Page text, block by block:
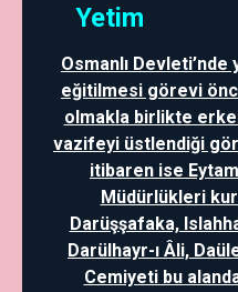
Yetim
Osmanlı
eğitilmesi görevi
olmakla birlikte
vazifeyi üstlendiği
itibaren ise
Müdürlükleri
Darüşşafaka,
Darülhayr-ı Âli,
Cemiyeti bu